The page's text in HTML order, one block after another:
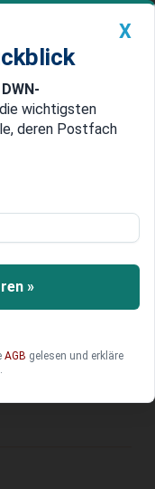
Premium
China
Lösung
X
DWN-
wichtigsten
deren Postfach
»
AGB gelesen und erkläre